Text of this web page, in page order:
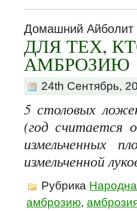
Домашний Айболит
ДЛЯ ТЕХ,
АМБРОЗИЮ
24th Сентябрь,
5 столовых
(год считается
измельченных
измельченной
Рубрика
амброзию,